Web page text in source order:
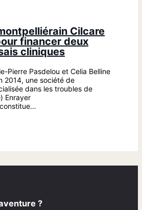
Cilcare
financer deux
cliniques
Pierre Pasdelou et Celia Belline
2014, une société de
dans les troubles de
Enrayer
?